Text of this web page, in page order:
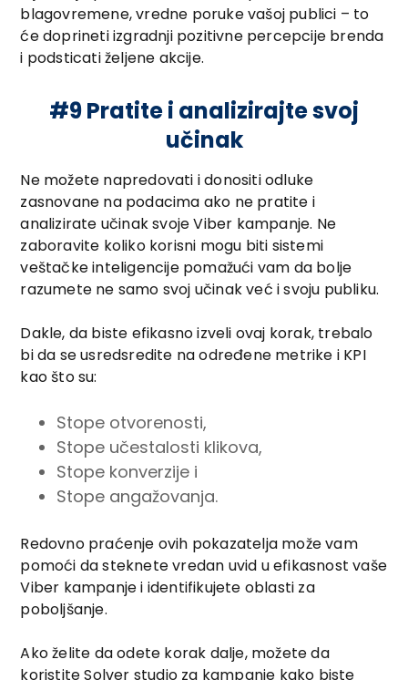
blagovremene, vredne poruke vašoj publici – to
će doprineti izgradnji pozitivne percepcije brenda
i podsticati željene akcije.
#9 Pratite i analizirajte svoj
učinak
Ne možete napredovati i donositi odluke
zasnovane na podacima ako ne pratite i
analizirate učinak svoje Viber kampanje. Ne
zaboravite koliko korisni mogu biti sistemi
veštačke inteligencije pomažući vam da bolje
razumete ne samo svoj učinak već i svoju publiku.
Dakle, da biste efikasno izveli ovaj korak, trebalo
bi da se usredsredite na određene metrike i KPI
kao što su:
Stope otvorenosti,
Stope učestalosti klikova,
Stope konverzije i
Stope angažovanja.
Redovno praćenje ovih pokazatelja može vam
pomoći da steknete vredan uvid u efikasnost vaše
Viber kampanje i identifikujete oblasti za
poboljšanje.
Ako želite da odete korak dalje, možete da
koristite Solver studio za kampanje kako biste